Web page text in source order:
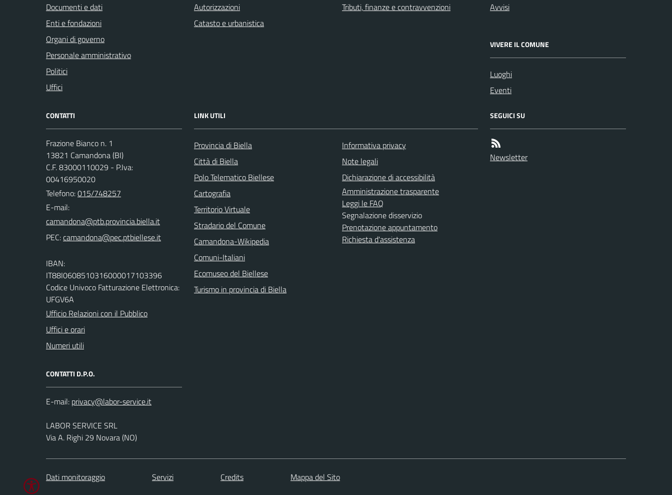
Documenti e dati
Enti e fondazioni
Organi di governo
Personale amministrativo
Politici
Uffici
Autorizzazioni
Catasto e urbanistica
Tributi, finanze e contravvenzioni
Avvisi
VIVERE IL COMUNE
Luoghi
Eventi
CONTATTI
Frazione Bianco n. 1
13821 Camandona (BI)
C.F. 83000110029 - P.Iva:
00416950020
Telefono:015/748257
E-mail:
PEC:
IBAN:
IT88I0608510316000017103396
Codice Univoco Fatturazione Elettronica:
UFGV6A
Ufficio Relazioni con il Pubblico
Uffici e orari
Numeri utili
CONTATTI D.P.O.
E-mail:
LABOR SERVICE SRL
Via A. Righi 29 Novara (NO)
LINK UTILI
Provincia di Biella
Città di Biella
Polo Telematico Biellese
Cartografia
Territorio Virtuale
Stradario del Comune
Camandona-Wikipedia
Comuni-Italiani
Ecomuseo del Biellese
Turismo in provincia di Biella
Informativa privacy
Note legali
Dichiarazione di accessibilità
Amministrazione trasparente
Leggi le FAQ
Segnalazione disservizio
Prenotazione appuntamento
Richiesta d'assistenza
SEGUICI SU
Newsletter
Dati monitoraggio Servizi Credits Mappa del Sito